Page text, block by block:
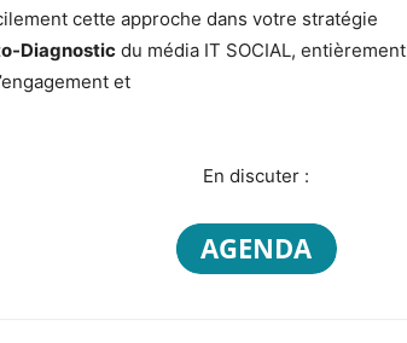
cette approche dans votre stratégie
Diagnostic du média IT SOCIAL, entièrement
et
En discuter :